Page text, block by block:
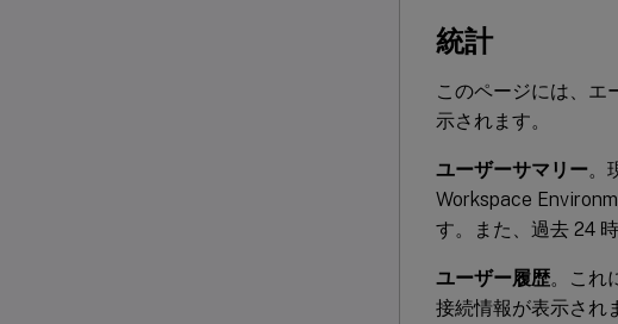
統計
このページには、エ
示されます。
ユーザーサマリー。
Workspace
す。また、過去 24
ユーザー履歴。これ
接続情報が表示され